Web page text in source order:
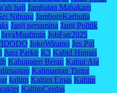
haji Jambatan Mahakam
Nibung JamboreKarhutla
Janji pertamina Janji Politik
JayaMualimin JobFair2025
JokoWiratno Jos Pol
Juru Parkir K3 Kabid Humas
Kabupaten Berau Kabur Aja
Kalimantan Timur
kaltim Kaltim Emas Kaltim
KaltimCerdas